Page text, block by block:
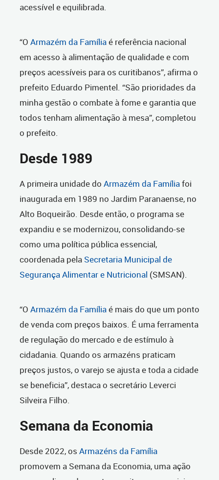
acessível e equilibrada.
“O Armazém da Famíliaé referência nacional
em acesso à alimentação de qualidade e com
preços acessíveis para os curitibanos”, afirma o
prefeito Eduardo Pimentel. “São prioridades da
minha gestão o combate à fome e garantia que
todos tenham alimentação à mesa”, completou
o prefeito.
Desde 1989
A primeira unidade do Armazém da Famíliafoi
inaugurada em 1989 no Jardim Paranaense, no
Alto Boqueirão. Desde então, o programa se
expandiu e se modernizou, consolidando-se
como uma política pública essencial,
coordenada pela Secretaria Municipal de
Segurança Alimentar e Nutricional (SMSAN).
“O Armazém da Famíliaé mais do que um ponto
de venda com preços baixos. É uma ferramenta
de regulação do mercado e de estímulo à
cidadania. Quando os armazéns praticam
preços justos, o varejo se ajusta e toda a cidade
se beneficia”, destaca o secretário Leverci
Silveira Filho.
Semana da Economia
Desde 2022, os Armazéns da Família
promovem a Semana da Economia, uma ação